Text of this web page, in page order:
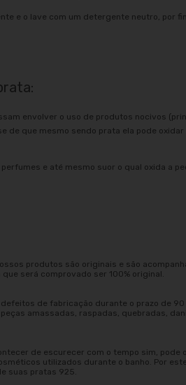
e o lave com um detergente neutro, por
envolver o uso de produtos nocivos
de que mesmo sendo prata ela pode
e até mesmo suor o qual oxida a
produtos são originais e são
será comprovado ser 100% original.
de fabricação durante o prazo de
amassadas, raspadas, quebradas,
de escurecer com o tempo sim, pode
utilizados durante o banho. Por
suas pratas 925.